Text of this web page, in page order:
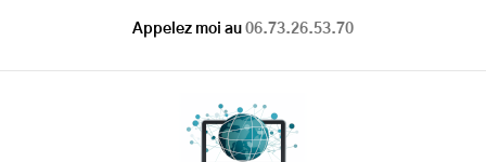
contenu
Appelez moi au 06.73.26.53.70